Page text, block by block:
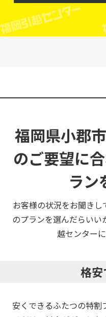
福岡県小郡
のご要望に
ラン
お客様の状況をお聞き
のプランを選んだらいい
越センター
格安
安くできるふたつの特